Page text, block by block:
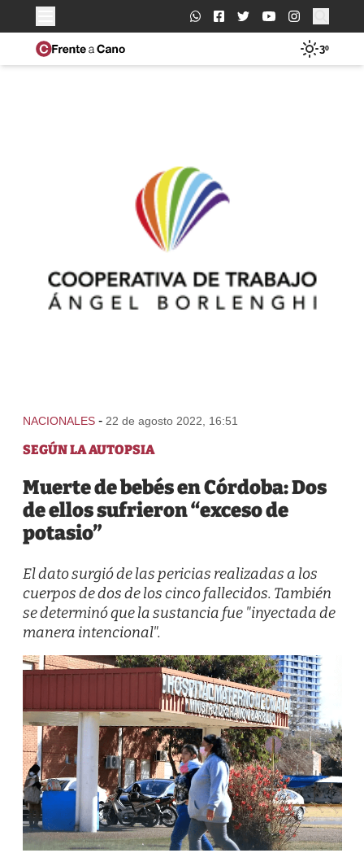
Buscar:
3º
NACIONALES - 22 de agosto 2022, 16:51
SEGÚN LA AUTOPSIA
Muerte de bebés en Córdoba: Dos
de ellos sufrieron “exceso de
potasio”
El dato surgió de las pericias realizadas a los
cuerpos de dos de los cinco fallecidos. También
se determinó que la sustancia fue "inyectada de
manera intencional".